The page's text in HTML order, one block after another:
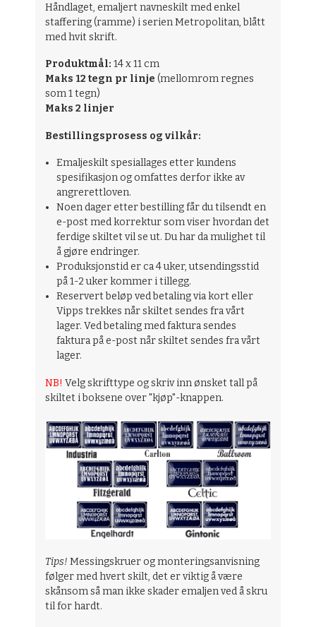
Håndlaget, emaljert navneskilt med enkel
staffering (ramme) i serien Metropolitan, blått
med hvit skrift.
Produktmål: 14 x 11 cm
Maks 12 tegn pr linje(mellomrom regnes
som 1 tegn)
Maks 2 linjer
Bestillingsprosess og vilkår:
Emaljeskilt spesiallages etter kundens
spesifikasjon og omfattes derfor ikke av
angrerettloven.
Noen dager etter bestilling får du tilsendt en
e-post med korrektur som viser hvordan det
ferdige skiltet vil se ut. Du har da mulighet til
å gjøre endringer.
Produksjonstid er ca 4 uker, utsendingsstid
på 1-2 uker kommer i tillegg.
Reservert beløp ved betaling via kort eller
Vipps trekkes når skiltet sendes fra vårt
lager. Ved betaling med faktura sendes
faktura på e-post når skiltet sendes fra vårt
lager.
NB! Velg skrifttype og skriv inn ønsket tall på
skiltet i boksene over "kjøp"-knappen.
Tips! Messingskruer og monteringsanvisning
følger med hvert skilt, det er viktig å være
skånsom så man ikke skader emaljen ved å skru
til for hardt.